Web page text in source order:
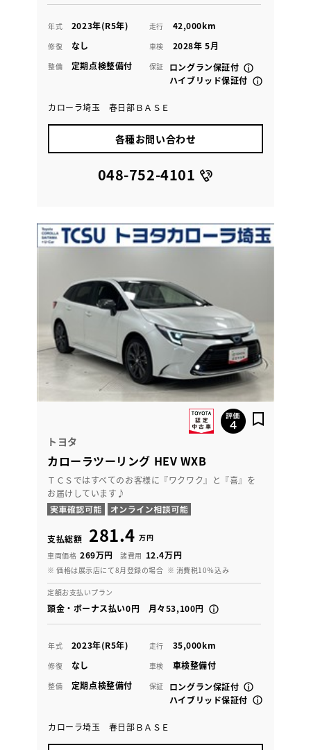
年式 2023年(R5年) 走行 42,000km
修復 なし 車検 2028年 5月
整備 定期点検整備付 保証
ロングラン保証付
ハイブリッド保証付
カローラ埼玉 春日部ＢＡＳＥ
各種お問い合わせ
048-752-4101
トヨタ
カローラツーリング HEV WXB
ＴＣＳではすべてのお客様に『ワクワク』と『喜』を
お届けしています♪
支払総額 281.4 万円
車両価格 269万円 諸費用 12.4万円
※ 価格は展示店にて8月登録の場合 ※ 消費税10％込み
定額お支払いプラン
頭金・ボーナス払い0円 月々53,100円
年式 2023年(R5年) 走行 35,000km
修復 なし 車検 車検整備付
整備 定期点検整備付 保証
ロングラン保証付
ハイブリッド保証付
カローラ埼玉 春日部ＢＡＳＥ